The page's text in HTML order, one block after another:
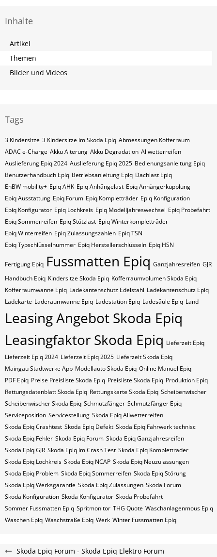
Inhalte
Artikel
Themen
Bilder und Videos
Tags
3 Kindersitze 3 Kindersitze im Skoda Epiq Abmessungen Kofferraum
ADAC e-Charge Akku Alterung Akku Degradation Allwetterreifen
Auslieferung Epiq 2024 Auslieferung Epiq 2025 Bedienungsanleitung Epiq
Benutzerhandbuch Epiq Betriebsanleitung Epiq Dachlast Epiq
EnBW mobility+ Epiq AHK Epiq Anhängelast Epiq Anhängerkupplung
Epiq Ausstattung Epiq Forum Epiq Kompletträder Epiq Konfiguration
Epiq Konfigurator Epiq Lochkreis Epiq Modelljahreswechsel Epiq Probefahrt
Epiq Sommerreifen Epiq Stützlast Epiq Winterkompletträder
Epiq Winterreifen Epiq Zulassungszahlen Epiq​​​​ TSN
Epiq​​​​ Typschlüsselnummer Epiq​​​​​ Herstellerschlüsseln Epiq​​​​​ HSN
Fertigung Epiq Fussmatten Epiq Ganzjahresreifen GJR
Handbuch Epiq Kindersitze Skoda Epiq Kofferraumvolumen Skoda Epiq
Kofferraumwanne Epiq Ladekantenschutz Edelstahl Ladekantenschutz Epiq
Ladekarte Laderaumwanne Epiq Ladestation Epiq Ladesäule Epiq Land
Leasing Angebot Skoda Epiq
Leasingfaktor Skoda Epiq Lieferzeit Epiq
Lieferzeit Epiq 2024 Lieferzeit Epiq 2025 Lieferzeit Skoda Epiq
Maingau Stadtwerke App Modellauto Skoda Epiq Online Manuel Epiq
PDF Epiq Preise Preisliste Skoda Epiq Preisliste Skoda Epiq Produktion Epiq
Rettungsdatenblatt Skoda Epiq Rettungskarte Skoda Epiq Scheibenwischer
Scheibenwischer Skoda​ Epiq Schmutzfänger Schmutzfänger Epiq
Serviceposition Servicestellung Skoda Epiq Allwetterreifen
Skoda Epiq Crashtest Skoda Epiq Defekt Skoda Epiq Fahrwerk technisc
Skoda Epiq Fehler Skoda Epiq Forum Skoda Epiq Ganzjahresreifen
Skoda Epiq GJR Skoda Epiq im Crash Test Skoda Epiq Kompletträder
Skoda Epiq Lochkreis Skoda Epiq NCAP Skoda Epiq Neuzulassungen
Skoda Epiq Problem Skoda Epiq Sommerreifen Skoda Epiq Störung
Skoda Epiq Werksgarantie Skoda Epiq Zulassungen Skoda Forum
Skoda Konfiguration Skoda Konfigurator Skoda Probefahrt
Sommer Fussmatten Epiq Spritmonitor THG Quote Waschanlagenmous Epiq
Waschen Epiq Waschstraße Epiq Werk Winter Fussmatten Epiq
Skoda Epiq Forum - Skoda Epiq Elektro Forum